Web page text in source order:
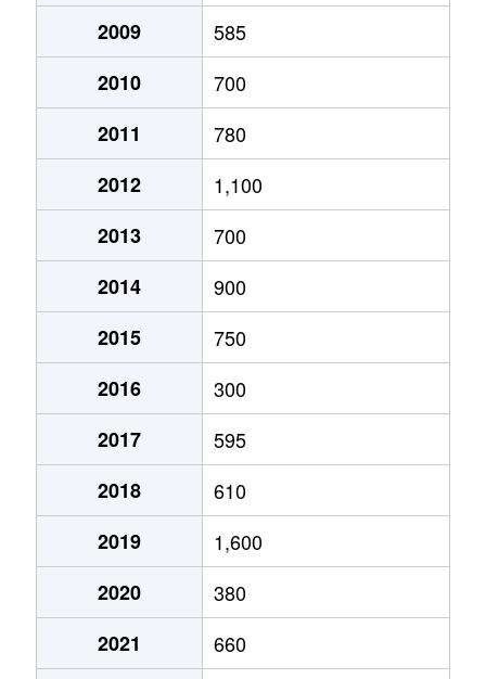
2009
585
2010
700
2011
780
2012
1,100
2013
700
2014
900
2015
750
2016
300
2017
595
2018
610
2019
1,600
2020
380
2021
660